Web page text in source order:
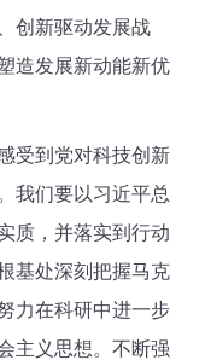
创新驱动发展战
造发展新动能新优
受到党对科技创新
。 我们要以习近平总
质，并落实到行动
基处深刻把握马克
力在科研中进一步
主义思想。不断强